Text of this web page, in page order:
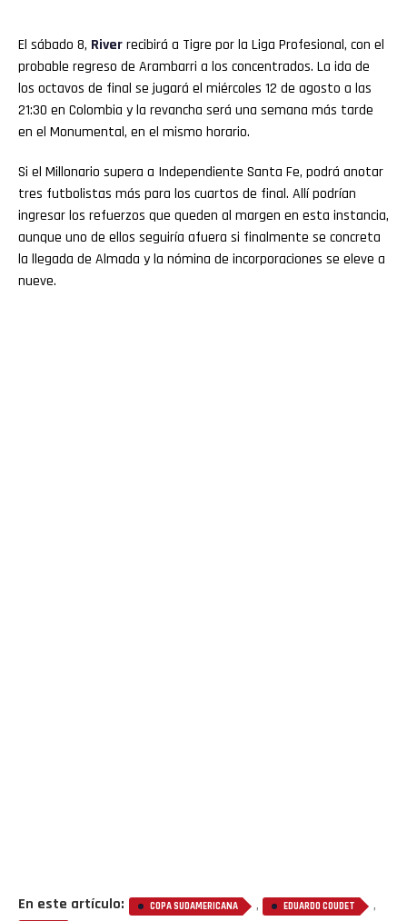
El sábado 8, Riverrecibirá a Tigre por la Liga Profesional, con el
probable regreso de Arambarri a los concentrados. La ida de
los octavos de final se jugará el miércoles 12 de agosto a las
21:30 en Colombia y la revancha será una semana más tarde
en el Monumental, en el mismo horario.
Si el Millonario supera a Independiente Santa Fe, podrá anotar
tres futbolistas más para los cuartos de final. Allí podrían
ingresar los refuerzos que queden al margen en esta instancia,
aunque uno de ellos seguiría afuera si finalmente se concreta
la llegada de Almada y la nómina de incorporaciones se eleve a
nueve.
En este artículo: COPA SUDAMERICANA , EDUARDO COUDET ,